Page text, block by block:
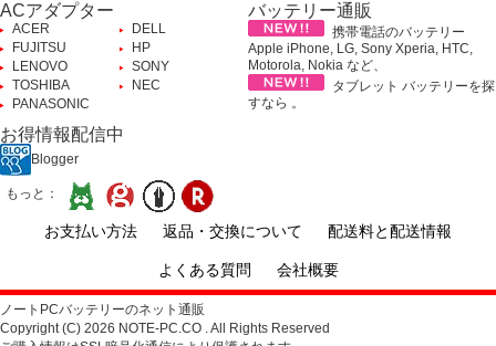
ACアダプター
ACER
DELL
FUJITSU
HP
LENOVO
SONY
TOSHIBA
NEC
PANASONIC
バッテリー通販
携帯電話のバッテリー
Apple iPhone, LG, Sony Xperia, HTC,
Motorola, Nokia など、
タブレット バッテリーを探
すなら 。
お得情報配信中
Blogger
もっと：
お支払い方法 返品・交換について 配送料と配送情報
よくある質問 会社概要
ノートPCバッテリーのネット通販
Copyright (C) 2026 NOTE-PC.CO . All Rights Reserved